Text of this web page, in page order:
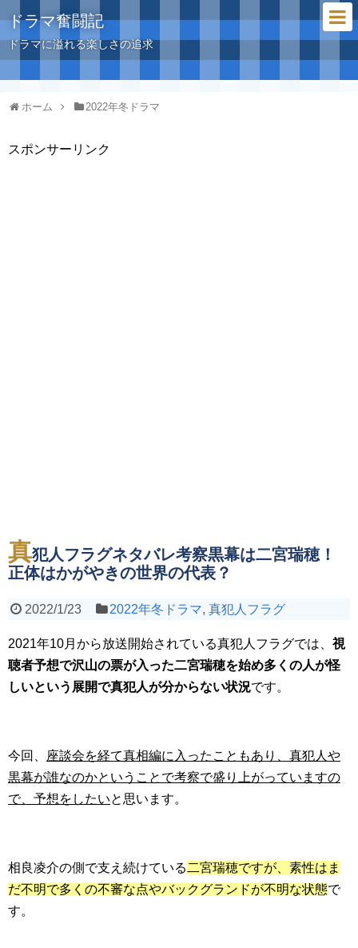
ドラマ奮闘記
ドラマに溢れる楽しさの追求
ホーム 2022年冬ドラマ
スポンサーリンク
真犯人フラグネタバレ考察黒幕は二宮瑞穂！
正体はかがやきの世界の代表？
2022/1/23 2022年冬ドラマ,真犯人フラグ
2021年10月から放送開始されている真犯人フラグでは、 視
聴者予想で沢山の票が入った二宮瑞穂を始め多くの人が怪
しいという展開で真犯人が分からない状況です。
今回、
座談会を経て真相編に入ったこともあり、真犯人や
黒幕が誰なのかということで考察で盛り上がっていますの
で、予想をしたいと思います。
相良凌介の側で支え続けている 二宮瑞穂ですが、素性はま
だ不明で多くの不審な点やバックグランドが不明な状態で
す。